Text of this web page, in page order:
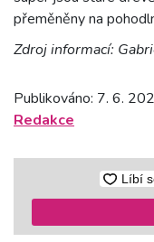
přeměněny na
Zdroj informací:
Publikováno: 7. 6.
Redakce